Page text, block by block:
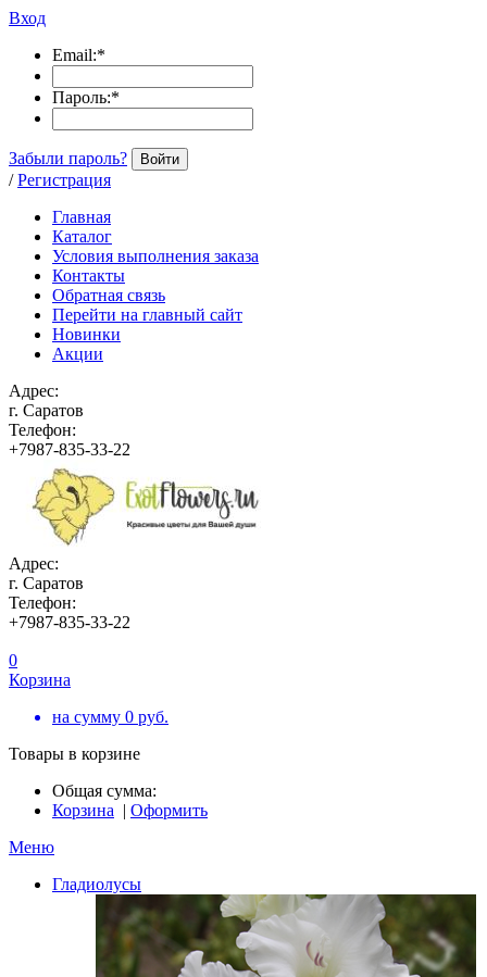
Вход
Email:*
Пароль:*
Забыли пароль? Войти
/ Регистрация
Главная
Каталог
Условия выполнения заказа
Контакты
Обратная связь
Перейти на главный сайт
Новинки
Акции
Адрес:
г. Саратов
Телефон:
+7987-835-33-22
Адрес:
г. Саратов
Телефон:
+7987-835-33-22
0
Корзина
на сумму 0 руб.
Товары в корзине
Общая сумма:
Корзина | Оформить
Меню
Гладиолусы